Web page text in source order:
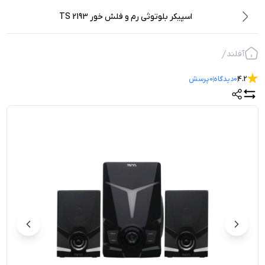
اسپیکر بلوتوثی رم و فلش خور TS 2193
آفلند
4.2
0دیدگاه0پرسش